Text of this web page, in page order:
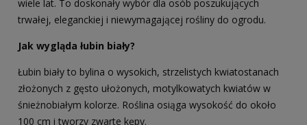
wiele lat. To doskonały wybór dla osób poszukujących
trwałej, eleganckiej i niewymagającej rośliny do ogrodu.
Jak wygląda łubin biały?
Łubin biały to bylina o wysokich, strzelistych kwiatostanach
złożonych z gęsto ułożonych, motylkowatych kwiatów w
śnieżnobiałym kolorze. Roślina osiąga wysokość do około
100 cm i tworzy zwarte kępy.